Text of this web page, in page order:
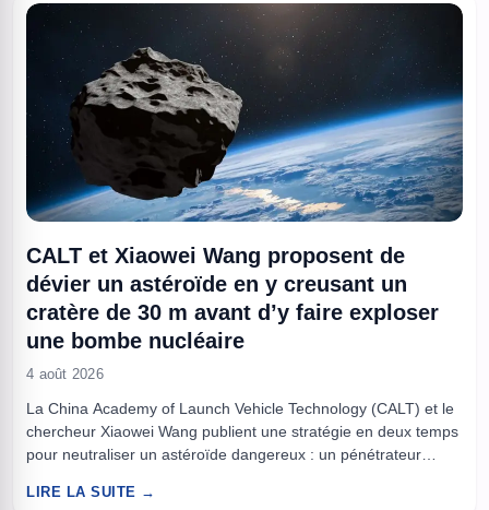
CALT et Xiaowei Wang proposent de
dévier un astéroïde en y creusant un
cratère de 30 m avant d’y faire exploser
une bombe nucléaire
4 août 2026
La China Academy of Launch Vehicle Technology (CALT) et le
chercheur Xiaowei Wang publient une stratégie en deux temps
pour neutraliser un astéroïde dangereux : un pénétrateur
nucléaire de 3 mégatonnes serait placée et détonée depuis
LIRE LA SUITE →